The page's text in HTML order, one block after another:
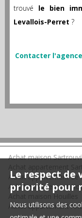
trouvé le bien
Levallois-Perret ?
Contacter l'agence
Achat maison
Achat appartement Le
Achat appartement
Achat maison Houilles
Achat appartement
Le respect de
priorité pour
Nous utilisons des